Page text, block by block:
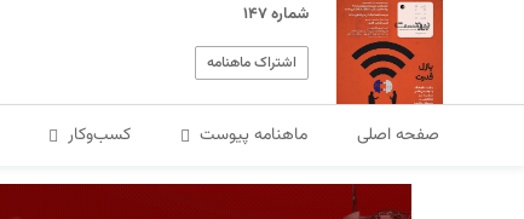
شماره ۱۴۷
اشتراک ماهنامه
صفحه اصلی ماهنامه پیوست کسب‌و‌کار